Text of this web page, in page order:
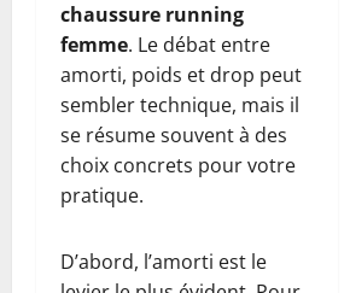
chaussure running
femme. Le débat entre
amorti, poids et drop peut
sembler technique, mais il
se résume souvent à des
choix concrets pour votre
pratique.
D’abord, l’amorti est le